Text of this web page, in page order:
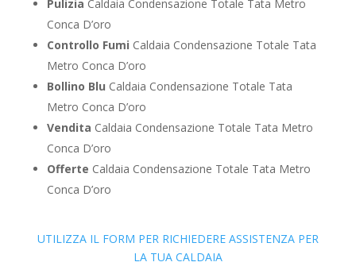
Pulizia Caldaia Condensazione Totale Tata Metro
Conca D’oro
Controllo Fumi Caldaia Condensazione Totale Tata
Metro Conca D’oro
Bollino Blu Caldaia Condensazione Totale Tata
Metro Conca D’oro
Vendita Caldaia Condensazione Totale Tata Metro
Conca D’oro
Offerte Caldaia Condensazione Totale Tata Metro
Conca D’oro
UTILIZZA IL FORM PER RICHIEDERE ASSISTENZA PER
LA TUA CALDAIA